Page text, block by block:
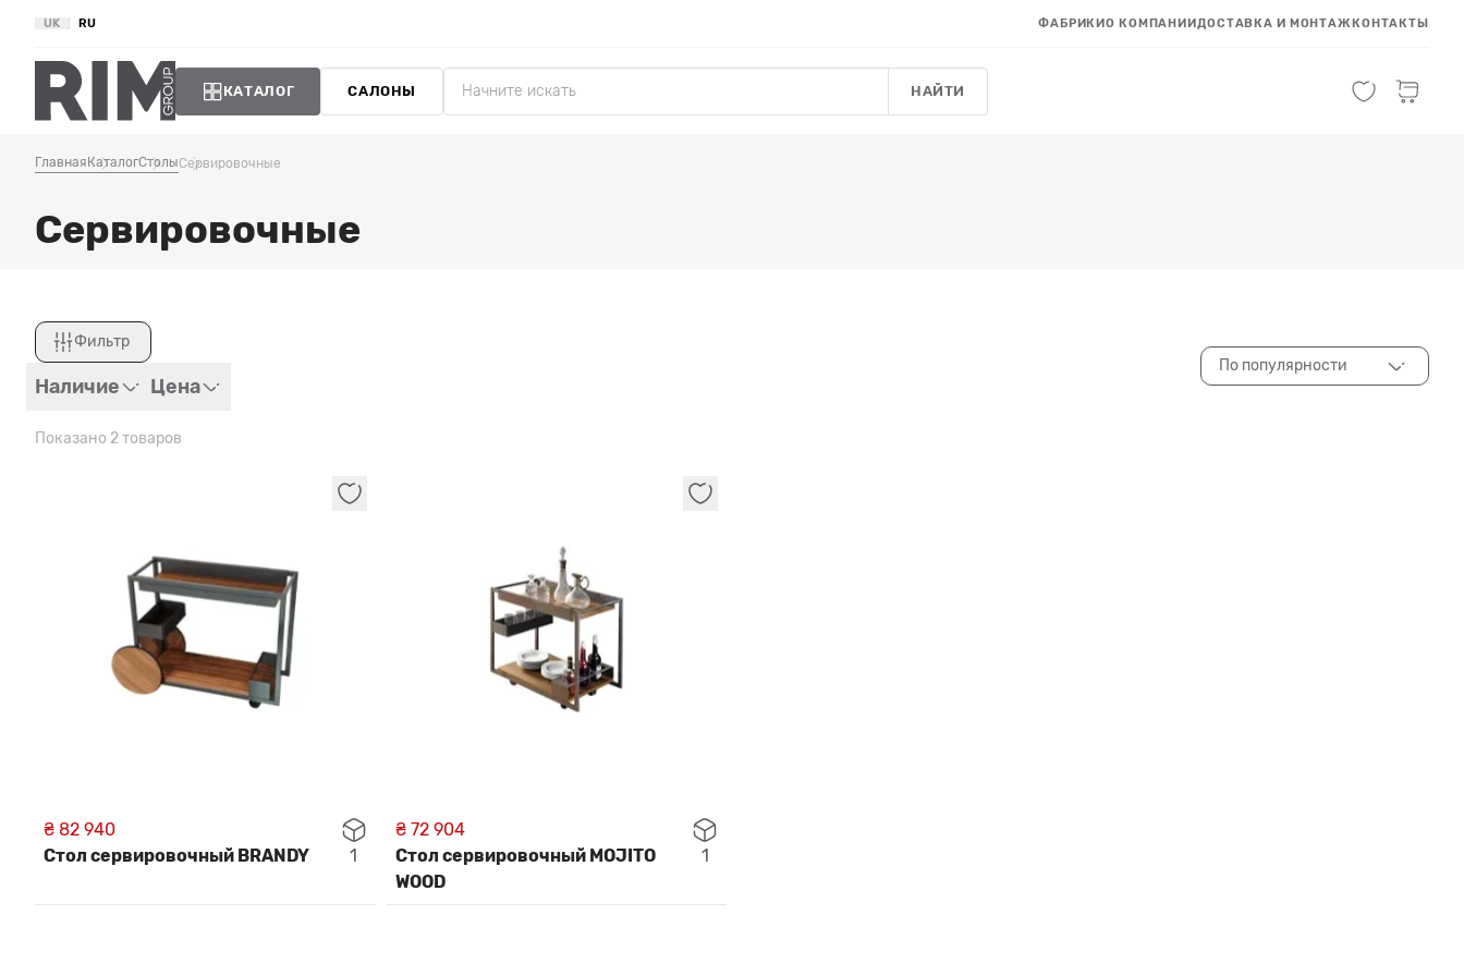
UK RU ФАБРИКИО КОМПАНИИДОСТАВКА И МОНТАЖКОНТАКТЫ
КАТАЛОГ САЛОНЫ НАЙТИ
Главная КаталогСтолыСервировочные
Сервировочные
Фильтр
Закрыть
Наличие Цена
По популярности
Показано 2 товаров
₴ 82 940
Стол сервировочный BRANDY
1
₴ 72 904
Стол сервировочный MOJITO
WOOD
1